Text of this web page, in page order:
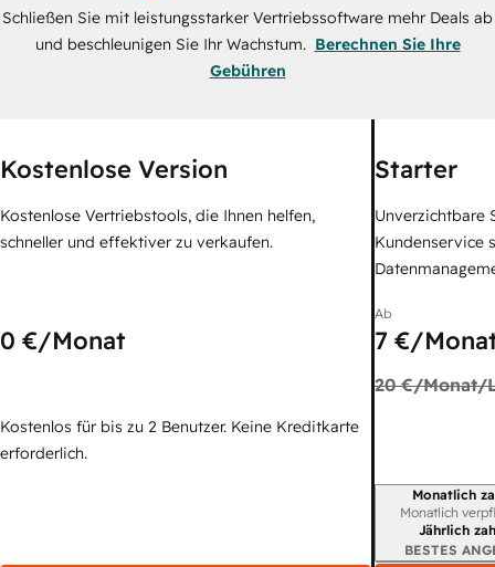
Schließen Sie mit leistungsstarker Vertriebssoftware mehr Deals ab
und beschleunigen Sie Ihr Wachstum. Berechnen Sie Ihre
Gebühren
Kostenlose Version
Kostenlose Vertriebstools, die Ihnen helfen,
schneller und effektiver zu verkaufen.
0 €/Monat
Kostenlos für bis zu 2 Benutzer. Keine Kreditkarte
erforderlich.
Starter
Unverzichtbare
Kundenservice
Ab
7 €/
20 €/Monat/
Monatlich
Monatlich
Jährlich
BESTES